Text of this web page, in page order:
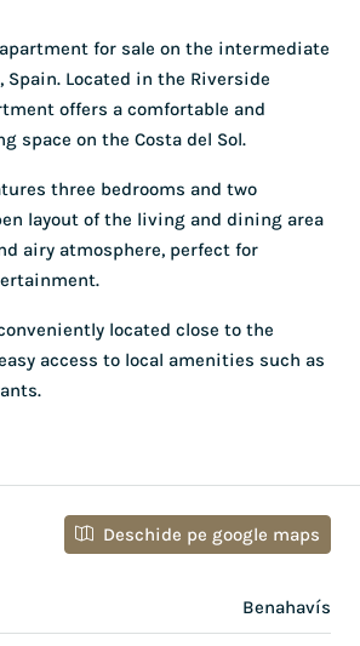
for sale on the intermediate
Located in the Riverside
offers a comfortable and
space on the Costa del Sol.
three bedrooms and two
layout of the living and dining area
airy atmosphere, perfect for
located close to the
access to local amenities such as
Deschide pe google maps
Benahavís